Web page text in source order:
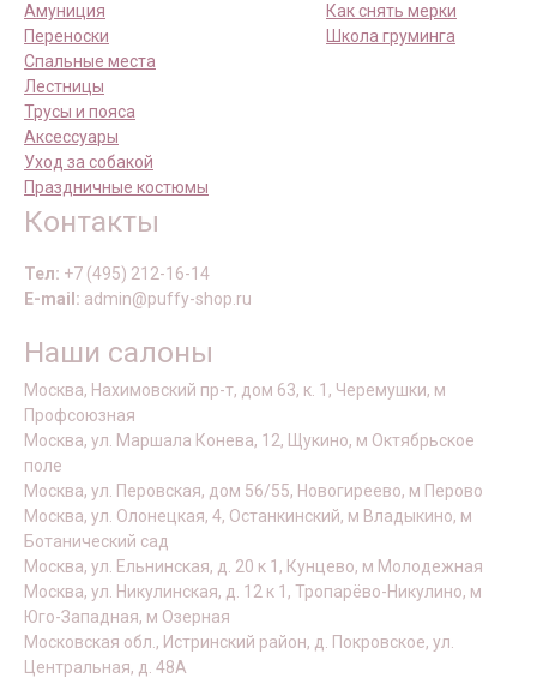
Амуниция
Переноски
Спальные места
Лестницы
Трусы и пояса
Аксессуары
Уход за собакой
Праздничные костюмы
Как снять мерки
Школа груминга
Контакты
Тел: +7 (495) 212-16-14
E-mail: admin@puffy-shop.ru
Наши салоны
Москва, Нахимовский пр-т, дом 63, к. 1, Черемушки, м
Профсоюзная
Москва, ул. Маршала Конева, 12, Щукино, м Октябрьское
поле
Москва, ул. Перовская, дом 56/55, Новогиреево, м Перово
Москва, ул. Олонецкая, 4, Останкинский, м Владыкино, м
Ботанический сад
Москва, ул. Ельнинская, д. 20 к 1, Кунцево, м Молодежная
Москва, ул. Никулинская, д. 12 к 1, Тропарёво-Никулино, м
Юго-Западная, м Озерная
Московская обл., Истринский район, д. Покровское, ул.
Центральная, д. 48А